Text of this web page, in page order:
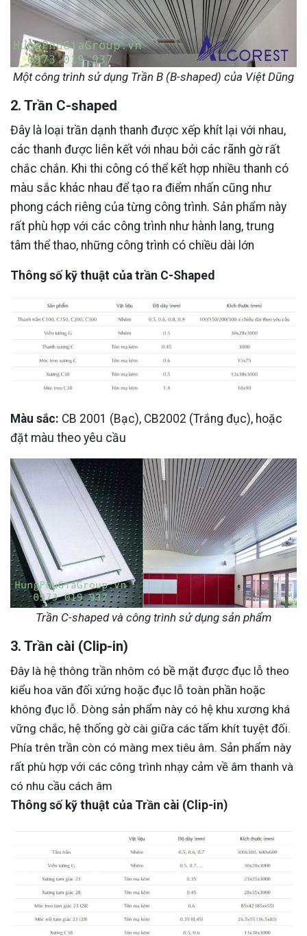
Một công trình sử dụng Trần B (B-shaped) của Việt Dũng
2. Trần C-shaped
Đây là loại trần dạnh thanh được xếp khít lại với nhau,
các thanh được liên kết với nhau bởi các rãnh gờ rất
chắc chắn. Khi thi công có thể kết hợp nhiều thanh có
màu sắc khác nhau để tạo ra điểm nhấn cũng như
phong cách riêng của từng công trình. Sản phẩm này
rất phù hợp với các công trình như hành lang, trung
tâm thể thao, những công trình có chiều dài lớn
Thông số kỹ thuật của trần C-Shaped
Màu sắc: CB 2001 (Bạc), CB2002 (Trắng đục), hoặc
đặt màu theo yêu cầu
Trần C-shaped và công trình sử dụng sản phẩm
3. Trần cài (Clip-in)
Đây là hệ thông trần nhôm có bề mặt được đục lỗ theo
kiểu hoa văn đối xứng hoặc đục lỗ toàn phần hoặc
không đục lỗ. Dòng sản phẩm này có hệ khu xương khá
vững chắc, hệ thống gờ cài giữa các tấm khít tuyệt đối.
Phía trên trần còn có màng mex tiêu âm. Sản phẩm này
rất phù hợp với các công trình nhạy cảm về âm thanh và
có nhu cầu cách âm
Thông số kỹ thuật của Trần cài (Clip-in)